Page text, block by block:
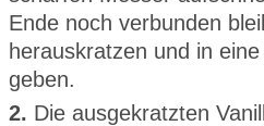
Ende noch verbunden
herauskratzen und in
geben.
2. Die ausgekratzten